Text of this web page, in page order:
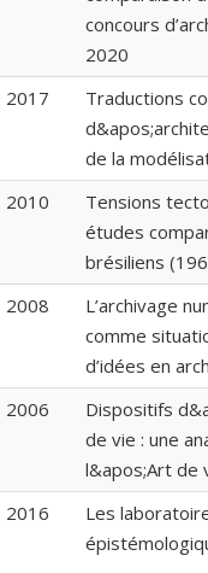
concours
2020
2017
Traductions
de la
2010
Tensions
études
brésiliens
2008
L’archivage
comme
d’idées en
2006
Dispositifs
de vie : une
l&apos;Art de
2016
Les